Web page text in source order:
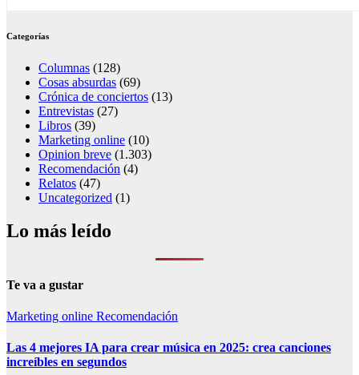
Categorías
Columnas (128)
Cosas absurdas (69)
Crónica de conciertos (13)
Entrevistas (27)
Libros (39)
Marketing online (10)
Opinion breve (1.303)
Recomendación (4)
Relatos (47)
Uncategorized (1)
Lo más leído
Te va a gustar
Marketing online Recomendación
Las 4 mejores IA para crear música en 2025: crea canciones
increíbles en segundos